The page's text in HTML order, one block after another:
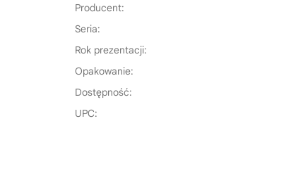
Producent:
Seria:
Rok prezentacji:
Opakowanie:
Dostępność:
UPC: